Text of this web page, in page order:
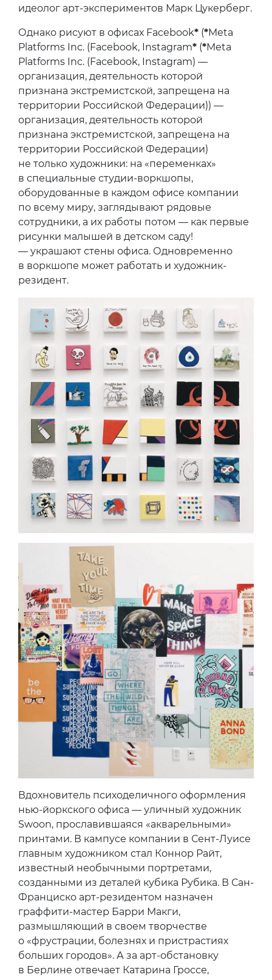
идеолог арт-экспериментов Марк Цукерберг.
Однако рисуют в офисах Facebook* (*Meta
Platforms Inc. (Facebook, Instagram* (*Meta
Platforms Inc. (Facebook, Instagram) —
организация, деятельность которой
признана экстремистской, запрещена на
территории Российской Федерации)) —
организация, деятельность которой
признана экстремистской, запрещена на
территории Российской Федерации)
не только художники: на «переменках»
в специальные студии-воркшопы,
оборудованные в каждом офисе компании
по всему миру, заглядывают рядовые
сотрудники, а их работы потом — как первые
рисунки малышей в детском саду!
— украшают стены офиса. Одновременно
в воркшопе может работать и художник-
резидент.
Вдохновитель психоделичного оформления
нью-йоркского офиса — уличный художник
Swoon, прославившаяся «акварельными»
принтами. В кампусе компании в Сент-Луисе
главным художником стал Коннор Райт,
известный необычными портретами,
созданными из деталей кубика Рубика. В Сан-
Франциско арт-резидентом назначен
граффити-мастер Барри Макги,
размышляющий в своем творчестве
о «фрустрации, болезнях и пристрастиях
больших городов». А за арт-обстановку
в Берлине отвечает Катарина Гроссе,